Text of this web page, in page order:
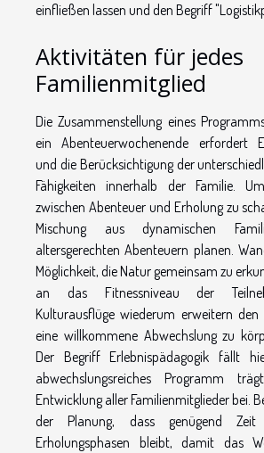
einfließen lassen und den Begriff
Aktivitäten für jedes
Familienmitglied
Die Zusammenstellung eines
ein Abenteuerwochenende erfordert
und die Berücksichtigung der
Fähigkeiten innerhalb der Familie.
zwischen Abenteuer und Erholung zu
Mischung aus dynamischen
altersgerechten Abenteuern planen.
Möglichkeit, die Natur gemeinsam zu
an das Fitnessniveau der
Kulturausflüge wiederum erweitern
eine willkommene Abwechslung zu
Der Begriff Erlebnispädagogik fällt
abwechslungsreiches Programm
Entwicklung aller Familienmitglieder bei.
der Planung, dass genügend
Erholungsphasen bleibt, damit das